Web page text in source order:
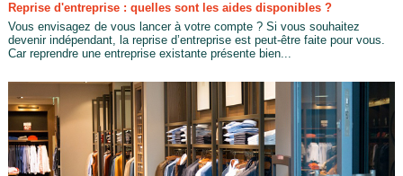
Reprise d'entreprise : quelles sont les aides disponibles ?
Vous envisagez de vous lancer à votre compte ? Si vous souhaitez
devenir indépendant, la reprise d’entreprise est peut-être faite pour vous.
Car reprendre une entreprise existante présente bien...